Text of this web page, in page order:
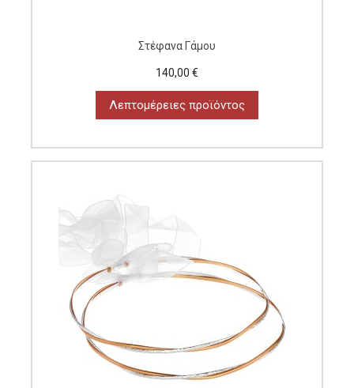
Στέφανα Γάμου
140,00 €
Λεπτομέρειες προϊόντος